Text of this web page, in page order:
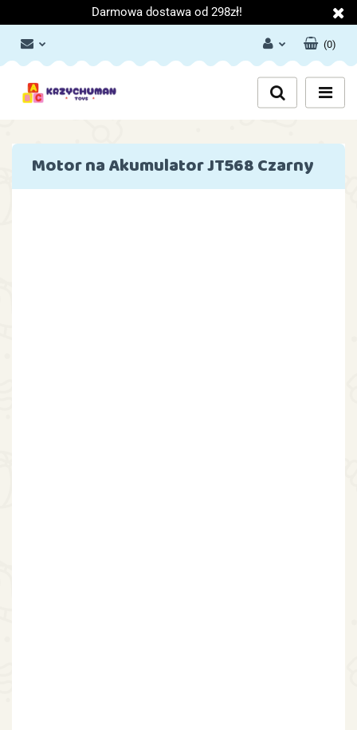
Darmowa dostawa od 298zł!
Zaloguj się
Załóż konto
Dodaj zgłoszenie
Zgody cookies
(0)
Motor na Akumulator JT568 Czarny